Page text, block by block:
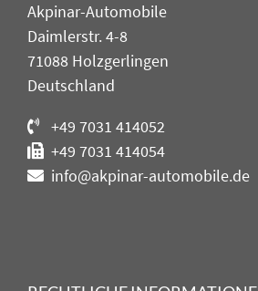
Akpinar-Automobile
Daimlerstr. 4-8
71088 Holzgerlingen
Deutschland
+49 7031 414052
+49 7031 414054
info@akpinar-automobile.de